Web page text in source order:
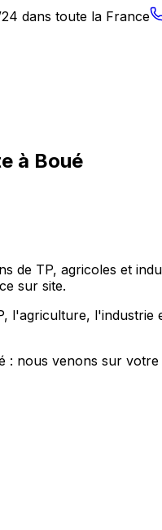
dans toute la France
à Boué
de TP, agricoles et
sur site.
nous venons sur